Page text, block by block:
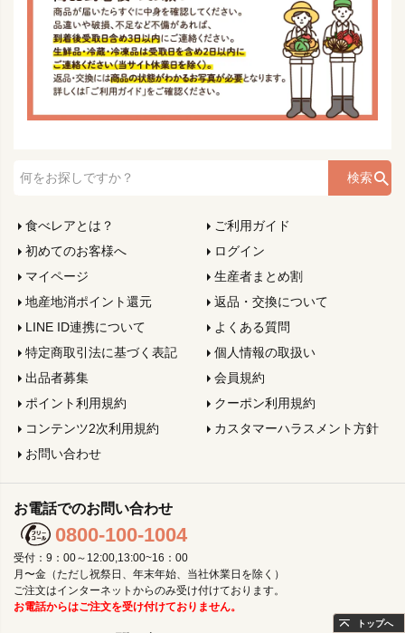
検索
食べレアとは？
ご利用ガイド
初めてのお客様へ
ログイン
マイページ
生産者まとめ割
地産地消ポイント還元
返品・交換について
LINE ID連携について
よくある質問
特定商取引法に基づく表記
個人情報の取扱い
出品者募集
会員規約
ポイント利用規約
クーポン利用規約
コンテンツ2次利用規約
カスタマーハラスメント方針
お問い合わせ
お電話でのお問い合わせ
0800-100-1004
受付：9：00～12:00,13:00~16：00
月〜金（ただし祝祭日、年末年始、当社休業日を除く）
ご注文はインターネットからのみ受け付けております。
お電話からはご注文を受け付けておりません。
トップへ